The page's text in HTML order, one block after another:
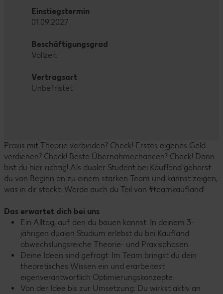
Einstiegstermin
01.09.2027
Beschäftigungsgrad
Vollzeit
Vertragsart
Unbefristet
Praxis mit Theorie verbinden? Check! Erstes eigenes Geld
verdienen? Check! Beste Übernahmechancen? Check! Dann
bist du hier richtig! Als dualer Student bei Kaufland gehörst
du von Beginn an zu einem starken Team und kannst zeigen,
was in dir steckt. Werde auch du Teil von #teamkaufland!
Das erwartet dich bei uns
Ein Alltag, auf den du bauen kannst: In deinem 3-
jährigen dualen Studium erlebst du bei Kaufland
abwechslungsreiche Theorie- und Praxisphasen.
Deine Ideen sind gefragt: Im Team bringst du dein
theoretisches Wissen ein und erarbeitest
eigenverantwortlich Optimierungskonzepte.
Von der Idee bis zur Umsetzung: Du wirkst aktiv an